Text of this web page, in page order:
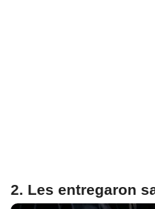
2. Les entregaron